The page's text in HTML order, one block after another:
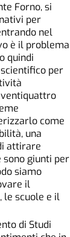
Forno, si
per
nel
è il problema
quindi
per
ventiquattro
come
una
attirare
giunti per
siamo
il
le scuole e il
di Studi